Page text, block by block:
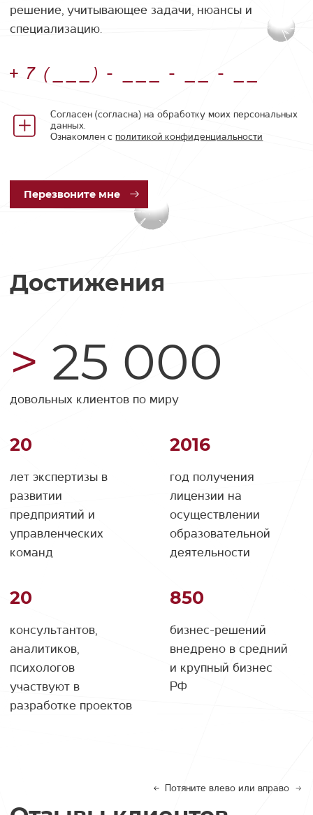
решение, учитывающее задачи, нюансы и
специализацию.
Номер телефона
Согласен (согласна) на обработку моих персональных
данных.
Ознакомлен сполитикой конфиденциальности
Перезвоните мне
Достижения
25 000
довольных клиентов по миру
20
лет экспертизы в
развитии
предприятий и
управленческих
команд
20
консультантов,
аналитиков,
психологов
участвуют в
разработке проектов
2016
год получения
лицензии на
осуществлении
образовательной
деятельности
850
бизнес-решений
внедрено в средний
и крупный бизнес
РФ
Потяните влево или вправо